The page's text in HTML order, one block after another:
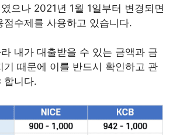
으나 2021년 1월 1일부터 변경되면
점수제를 사용하고 있습니다.
내가 대출받을 수 있는 금액과 금
기 때문에 이를 반드시 확인하고 관
합니다.